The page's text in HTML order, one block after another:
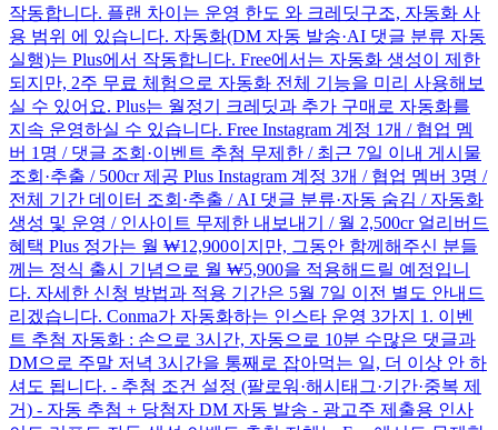
작동합니다. 플랜 차이는 운영 한도 와 크레딧구조, 자동화 사
용 범위 에 있습니다. 자동화(DM 자동 발송·AI 댓글 분류 자동
실행)는 Plus에서 작동합니다. Free에서는 자동화 생성이 제한
되지만, 2주 무료 체험으로 자동화 전체 기능을 미리 사용해보
실 수 있어요. Plus는 월정기 크레딧과 추가 구매로 자동화를
지속 운영하실 수 있습니다. Free Instagram 계정 1개 / 협업 멤
버 1명 / 댓글 조회·이벤트 추첨 무제한 / 최근 7일 이내 게시물
조회·추출 / 500cr 제공 Plus Instagram 계정 3개 / 협업 멤버 3명 /
전체 기간 데이터 조회·추출 / AI 댓글 분류·자동 숨김 / 자동화
생성 및 운영 / 인사이트 무제한 내보내기 / 월 2,500cr 얼리버드
혜택 Plus 정가는 월 ₩12,900이지만, 그동안 함께해주신 분들
께는 정식 출시 기념으로 월 ₩5,900을 적용해드릴 예정입니
다. 자세한 신청 방법과 적용 기간은 5월 7일 이전 별도 안내드
리겠습니다. Conma가 자동화하는 인스타 운영 3가지 1. 이벤
트 추첨 자동화 : 손으로 3시간, 자동으로 10분 수많은 댓글과
DM으로 주말 저녁 3시간을 통째로 잡아먹는 일, 더 이상 안 하
셔도 됩니다. - 추첨 조건 설정 (팔로워·해시태그·기간·중복 제
거) - 자동 추첨 + 당첨자 DM 자동 발송 - 광고주 제출용 인사